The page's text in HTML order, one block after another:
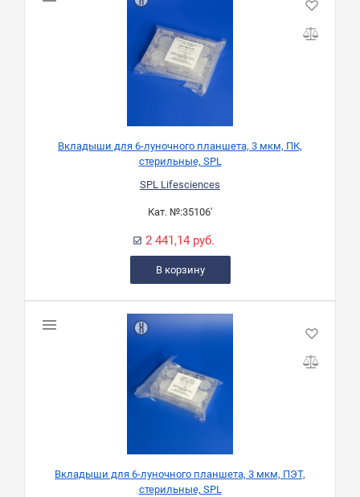
Вкладыши для 6-луночного планшета, 3 мкм, ПК,
стерильные, SPL
SPL Lifesciences
Кат. №:35106'
2 441,14 руб.
В корзину
Вкладыши для 6-луночного планшета, 3 мкм, ПЭТ,
стерильные, SPL